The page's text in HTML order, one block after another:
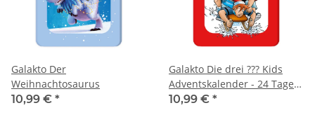
Galakto Der
Weihnachtosaurus
10,99 € *
Galakto Die drei ??? Kids
Adventskalender - 24 Tage
eingeschneit
10,99 € *